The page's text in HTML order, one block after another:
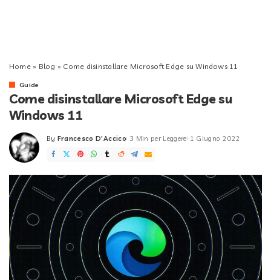
Home» Blog » Come disinstallare Microsoft Edge su Windows 11
Guide
Come disinstallare Microsoft Edge su
Windows 11
Posted
by
By Francesco D'Accico 3 Min per Leggere 1 Giugno 2022